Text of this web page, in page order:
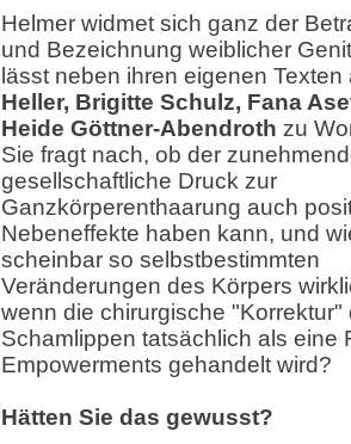
Helmer widmet sich ganz der
und Bezeichnung weiblicher
lässt neben ihren eigenen
Heller, Brigitte Schulz, Fana
Heide Göttner-Abendroth zu
Sie fragt nach, ob der
gesellschaftliche Druck zur
Ganzkörperenthaarung auch
Nebeneffekte haben kann, und
scheinbar so selbstbestimmten
Veränderungen des Körpers
wenn die chirurgische "Korrektur"
Schamlippen tatsächlich als eine
Empowerments gehandelt wird?
Hätten Sie das gewusst?